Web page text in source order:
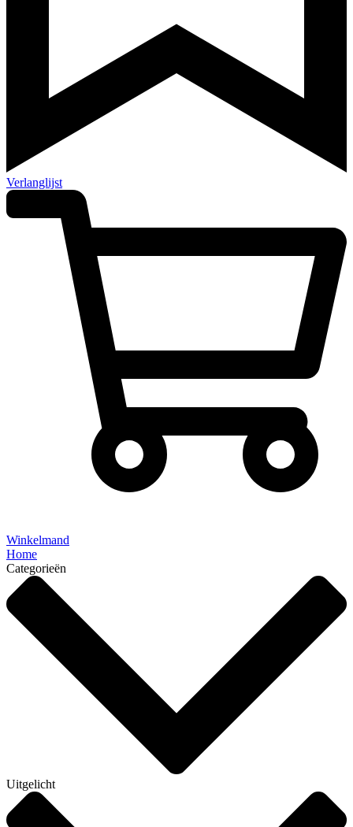
Verlanglijst
Winkelmand
Home
Categorieën
Uitgelicht